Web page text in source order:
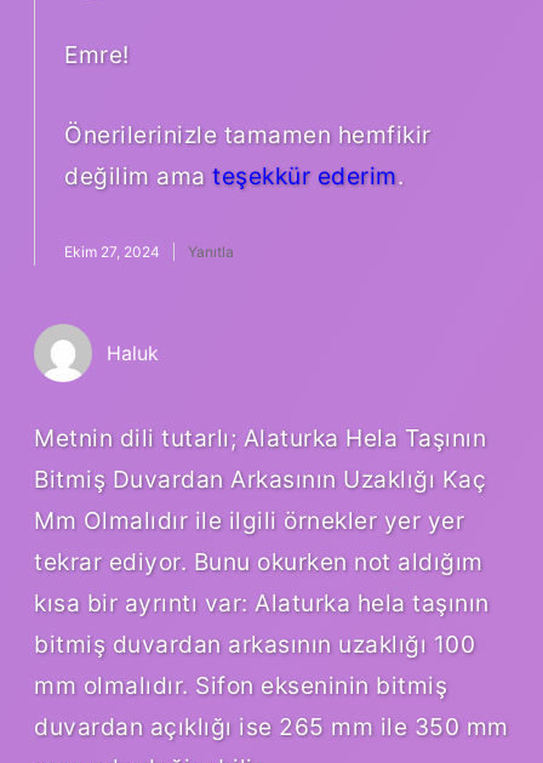
Emre!
Önerilerinizle tamamen hemfikir
değilim ama teşekkür ederim.
Ekim 27, 2024 Yanıtla
Haluk
Metnin dili tutarlı; Alaturka Hela Taşının
Bitmiş Duvardan Arkasının Uzaklığı Kaç
Mm Olmalıdır ile ilgili örnekler yer yer
tekrar ediyor. Bunu okurken not aldığım
kısa bir ayrıntı var: Alaturka hela taşının
bitmiş duvardan arkasının uzaklığı 100
mm olmalıdır. Sifon ekseninin bitmiş
duvardan açıklığı ise 265 mm ile 350 mm